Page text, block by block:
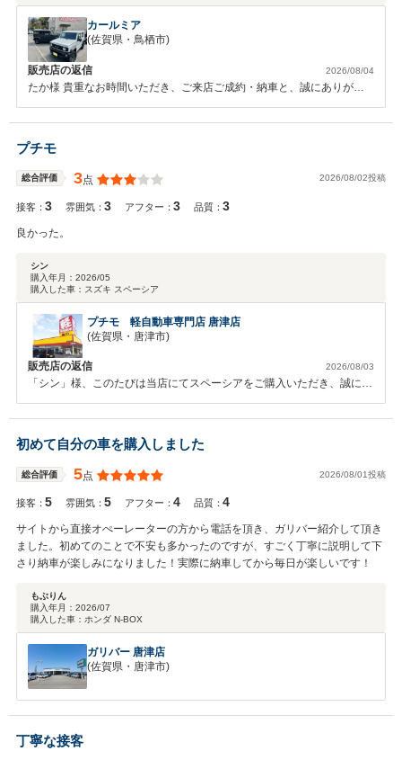
カールミア
(佐賀県・鳥栖市)
販売店の返信 2026/08/04
たか様 貴重なお時間いただき、ご来店ご成約・納車と、誠にありがと
に乗っていただきたいと思い、アフターサービスに関しても誠意をもっ
てご対応させていただいております。その後のお車のメンテナンスを引
き続きさせていただきます。お気軽にお申し付けください。 宜しくお
願い申し上げます。
プチモ
総合評価 3点 2026/08/02投稿
接客：3 雰囲気：3 アフター：3 品質：3
良かった。
シン
購入年月： 2026/05
購入した車： スズキ スペーシア
プチモ 軽自動車専門店 唐津店
(佐賀県・唐津市)
販売店の返信 2026/08/03
「シン」様、このたびは当店にてスペーシアをご購入いただき、誠にあ
りがとうございます。また、「良かった」とのうれしいご評価をいただ
き、スタッフ一同大変励みになります。 スペーシアは、広々とした室
内空間や乗り降りのしやすさ、使い勝手の良い収納など、毎日のお買い
物からご家族でのお出かけまで快適にお使いいただける一台です。 こ
れからも安心してお乗りいただけるよう、点検やメンテナンスを通して
しっかりサポートいたします。お車のことで気になることがございまし
たら、いつでもお気軽にお立ち寄りください。またお会いできる日を、
初めて自分の車を購入しました
総合評価 5点 2026/08/01投稿
接客：5 雰囲気：5 アフター：4 品質：4
サイトから直接オぺーレーターの方から電話を頂き、ガリバー紹介して頂き
ました。初めてのことで不安も多かったのですが、すごく丁寧に説明して下
さり納車が楽しみになりました！実際に納車してから毎日が楽しいです！
もぶりん
購入年月： 2026/07
購入した車： ホンダ N-BOX
ガリバー 唐津店
(佐賀県・唐津市)
丁寧な接客